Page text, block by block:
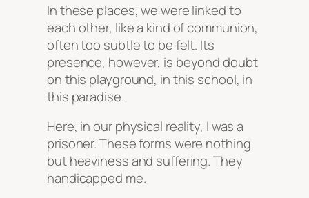
In these places, we were linked to
each other, like a kind of communion,
often too subtle to be felt. Its
presence, however, is beyond doubt
on this playground, in this school, in
this paradise.
Here, in our physical reality, I was a
prisoner. These forms were nothing
but heaviness and suffering. They
handicapped me.